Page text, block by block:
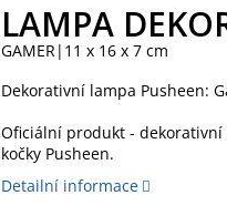
LAMPA
GAMER|11 x 16 x 7 cm
Dekorativní lampa Pusheen:
Oficiální produkt -
kočky Pusheen.
Detailní informace